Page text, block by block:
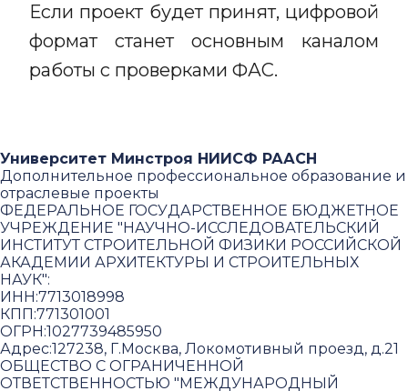
Если проект будет принят, цифровой
формат станет основным каналом
работы с проверками ФАС.
Университет Минстроя НИИСФ РААСН
Дополнительное профессиональное образование и
отраслевые проекты
ФЕДЕРАЛЬНОЕ ГОСУДАРСТВЕННОЕ БЮДЖЕТНОЕ
УЧРЕЖДЕНИЕ "НАУЧНО-ИССЛЕДОВАТЕЛЬСКИЙ
ИНСТИТУТ СТРОИТЕЛЬНОЙ ФИЗИКИ РОССИЙСКОЙ
АКАДЕМИИ АРХИТЕКТУРЫ И СТРОИТЕЛЬНЫХ
НАУК":
ИНН:7713018998
КПП:771301001
ОГРН:1027739485950
Адрес:127238, Г.Москва, Локомотивный проезд, д.21
ОБЩЕСТВО С ОГРАНИЧЕННОЙ
ОТВЕТСТВЕННОСТЬЮ "МЕЖДУНАРОДНЫЙ